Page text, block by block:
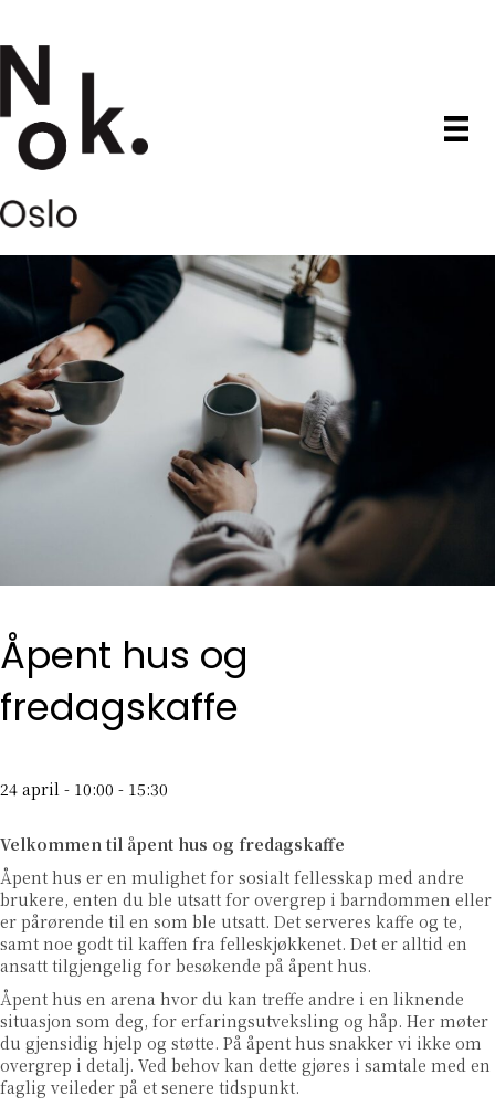
Åpent hus og
fredagskaffe
24 april - 10:00 - 15:30
Velkommen til åpent hus og fredagskaffe
Åpent hus er en mulighet for sosialt fellesskap med andre
brukere, enten du ble utsatt for overgrep i barndommen eller
er pårørende til en som ble utsatt. Det serveres kaffe og te,
samt noe godt til kaffen fra felleskjøkkenet. Det er alltid en
ansatt tilgjengelig for besøkende på åpent hus.
Åpent hus en arena hvor du kan treffe andre i en liknende
situasjon som deg, for erfaringsutveksling og håp. Her møter
du gjensidig hjelp og støtte. På åpent hus snakker vi ikke om
overgrep i detalj. Ved behov kan dette gjøres i samtale med en
faglig veileder på et senere tidspunkt.